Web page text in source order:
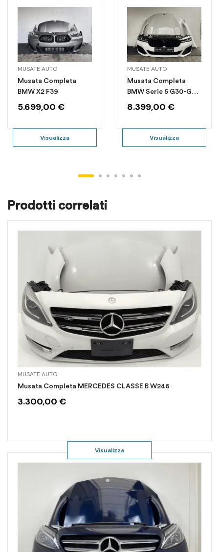
MUSATE AUTO
Musata Completa
BMW X2 F39
5.699,00 €
Visualizza
MUSATE AUTO
Musata Completa
BMW Serie 5 G30-G31
LASER
8.399,00 €
Visualizza
Prodotti correlati
MUSATE AUTO
Musata Completa MERCEDES CLASSE B W246
3.300,00 €
Visualizza